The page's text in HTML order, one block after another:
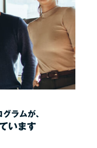
ラムが、
います